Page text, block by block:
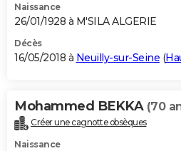
Naissance
26/01/1928 à M'SILA ALGERIE
Décès
16/05/2018 à Neuilly-sur-Seine (
Mohammed BEKKA (70
Créer une cagnotte obsèques
Naissance